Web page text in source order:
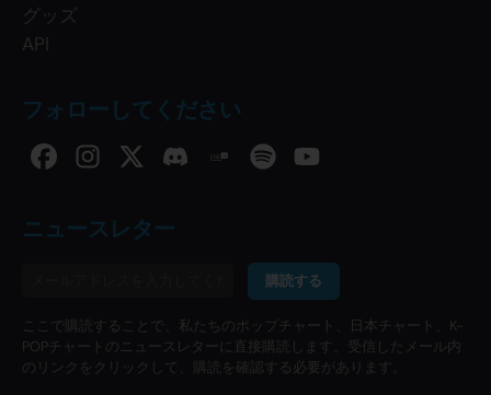
グッズ
API
フォローしてください
ニュースレター
購読する
ここで購読することで、私たちのポップチャート、日本チャート、K-
POPチャートのニュースレターに直接購読します。受信したメール内
のリンクをクリックして、購読を確認する必要があります。